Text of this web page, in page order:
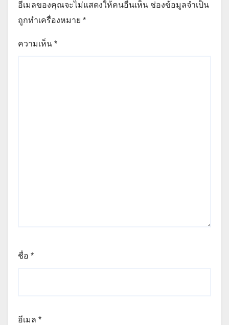
อีเมลของคุณจะไม่แสดงให้คนอื่นเห็น ช่องข้อมูลจำเป็น
ถูกทำเครื่องหมาย *
ความเห็น *
ชื่อ *
อีเมล *